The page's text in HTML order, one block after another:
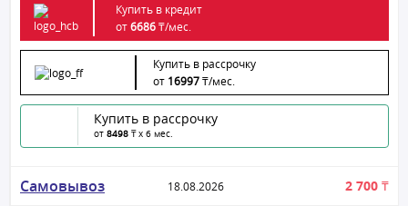
Купить в кредит
от6686₸/мес.
Купить в рассрочку
от 16997₸/мес.
Купить в рассрочку
от 8498 ₸ x 6 мес.
Самовывоз 18.08.2026 2 700 ₸